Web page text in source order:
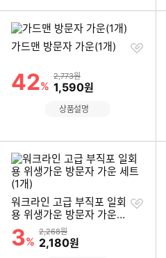
가드맨 방문자 가운(1개)
할인률
42%
상품금액
2,773원
할인금액
1,590원
찜
상품설명
워크라인 고급 부직포 일회
용 위생가운 방문자 가운
세트(1개)
할인률
3%
상품금액
2,268원
할인금액
2,180원
찜